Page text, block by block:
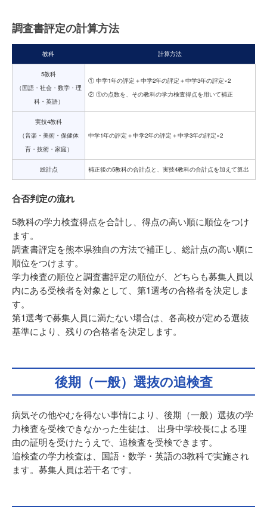
調査書評定の計算方法
教科 計算方法
5教科
（国語・社会・数学・理
科・英語）
① 中学1年の評定＋中学2年の評定＋中学3年の評定×2
② ①の点数を、その教科の学力検査得点を用いて補正
実技4教科
（音楽・美術・保健体
育・技術・家庭）
中学1年の評定＋中学2年の評定＋中学3年の評定×2
総計点 補正後の5教科の合計点と、実技4教科の合計点を加えて算出
合否判定の流れ
5教科の学力検査得点を合計し、得点の高い順に順位をつけ
ます。
調査書評定を熊本県独自の方法で補正し、総計点の高い順に
順位をつけます。
学力検査の順位と調査書評定の順位が、どちらも募集人員以
内にある受検者を対象として、第1選考の合格者を決定しま
す。
第1選考で募集人員に満たない場合は、各高校が定める選抜
基準により、残りの合格者を決定します。
後期（一般）選抜の追検査
病気その他やむを得ない事情により、後期（一般）選抜の学
力検査を受検できなかった生徒は、 出身中学校長による理
由の証明を受けたうえで、追検査を受検できます。
追検査の学力検査は、国語・数学・英語の3教科で実施され
ます。募集人員は若干名です。